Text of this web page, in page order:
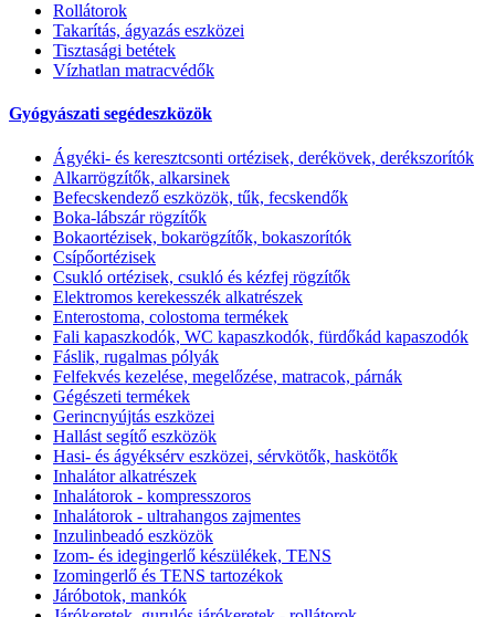
Rollátorok
Takarítás, ágyazás eszközei
Tisztasági betétek
Vízhatlan matracvédők
Gyógyászati segédeszközök
Ágyéki- és keresztcsonti ortézisek, derékövek, derékszorítók
Alkarrögzítők, alkarsinek
Befecskendező eszközök, tűk, fecskendők
Boka-lábszár rögzítők
Bokaortézisek, bokarögzítők, bokaszorítók
Csípőortézisek
Csukló ortézisek, csukló és kézfej rögzítők
Elektromos kerekesszék alkatrészek
Enterostoma, colostoma termékek
Fali kapaszkodók, WC kapaszkodók, fürdőkád kapaszodók
Fáslik, rugalmas pólyák
Felfekvés kezelése, megelőzése, matracok, párnák
Gégészeti termékek
Gerincnyújtás eszközei
Hallást segítő eszközök
Hasi- és ágyéksérv eszközei, sérvkötők, haskötők
Inhalátor alkatrészek
Inhalátorok - kompresszoros
Inhalátorok - ultrahangos zajmentes
Inzulinbeadó eszközök
Izom- és idegingerlő készülékek, TENS
Izomingerlő és TENS tartozékok
Járóbotok, mankók